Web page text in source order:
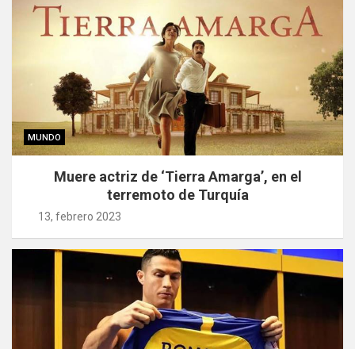
MUNDO
Muere actriz de ‘Tierra Amarga’, en el
terremoto de Turquía
13, febrero 2023